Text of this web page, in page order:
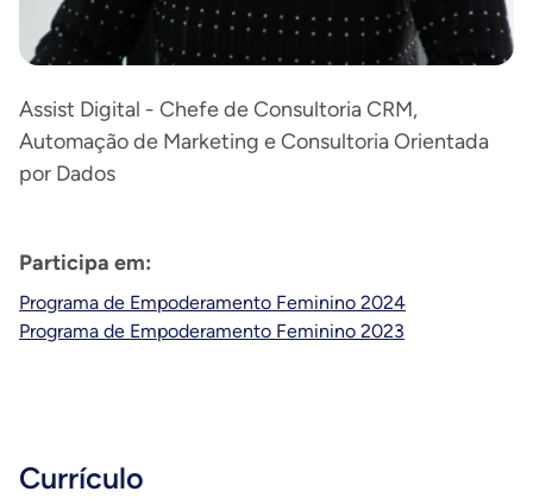
Assist Digital - Chefe de Consultoria CRM,
Automação de Marketing e Consultoria Orientada
por Dados
Participa em:
Programa de Empoderamento Feminino 2024
Programa de Empoderamento Feminino 2023
Currículo